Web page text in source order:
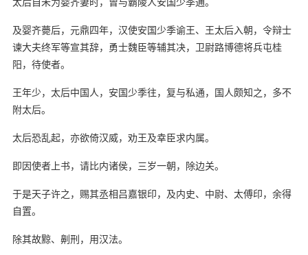
及婴齐薨后，元鼎四年，汉使安国少季谕王、王太后入朝，令辩士
谏大夫终军等宣其辞，勇士魏臣等辅其决，卫尉路博德将兵屯桂
阳，待使者。
王年少，太后中国人，安国少季往，复与私通，国人颇知之，多不
附太后。
太后恐乱起，亦欲倚汉威，劝王及幸臣求内属。
即因使者上书，请比内诸侯，三岁一朝，除边关。
于是天子许之，赐其丞相吕嘉银印，及内史、中尉、太傅印，余得
自置。
除其故黥、劓刑，用汉法。